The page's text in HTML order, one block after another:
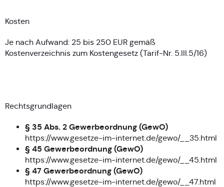
Kosten
Je nach Aufwand: 25 bis 250 EUR gemäß
Kostenverzeichnis zum Kostengesetz (Tarif-Nr. 5.III.5/16)
Rechtsgrundlagen
§ 35 Abs. 2 Gewerbeordnung (GewO)
https://www.gesetze-im-internet.de/gewo/__35.html
§ 45 Gewerbeordnung (GewO)
https://www.gesetze-im-internet.de/gewo/__45.html
§ 47 Gewerbeordnung (GewO)
https://www.gesetze-im-internet.de/gewo/__47.html